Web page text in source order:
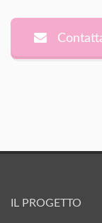
IL PROGETTO